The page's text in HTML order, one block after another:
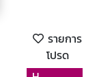
รายการ
โปรด